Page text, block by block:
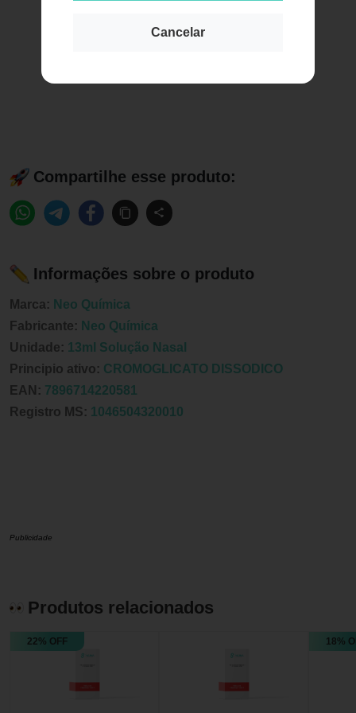
Cancelar
Compartilhe esse produto:
Informações sobre o produto
Marca: Neo Química
Fabricante: Neo Química
Unidade: 13ml Solução Nasal
Principio ativo: CROMOGLICATO DISSODICO
EAN: 7896714220581
Registro MS: 1046504320010
Publicidade
Produtos relacionados
22% OFF 18%